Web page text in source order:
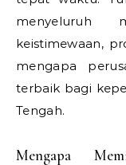
menyeluruh
keistimewaan,
mengapa
terbaik bagi
Tengah.
Mengapa